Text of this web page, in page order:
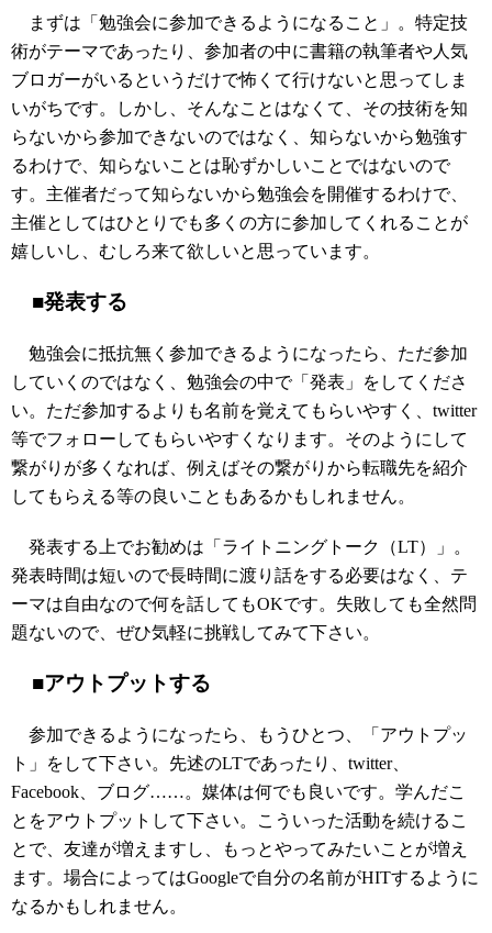
まずは「勉強会に参加できるようになること」。特定技
術がテーマであったり、参加者の中に書籍の執筆者や人気
ブロガーがいるというだけで怖くて行けないと思ってしま
いがちです。しかし、そんなことはなくて、その技術を知
らないから参加できないのではなく、知らないから勉強す
るわけで、知らないことは恥ずかしいことではないので
す。主催者だって知らないから勉強会を開催するわけで、
主催としてはひとりでも多くの方に参加してくれることが
嬉しいし、むしろ来て欲しいと思っています。
■発表する
勉強会に抵抗無く参加できるようになったら、ただ参加
していくのではなく、勉強会の中で「発表」をしてくださ
い。ただ参加するよりも名前を覚えてもらいやすく、twitter
等でフォローしてもらいやすくなります。そのようにして
繋がりが多くなれば、例えばその繋がりから転職先を紹介
してもらえる等の良いこともあるかもしれません。
発表する上でお勧めは「ライトニングトーク（LT）」。
発表時間は短いので長時間に渡り話をする必要はなく、テ
ーマは自由なので何を話してもOKです。失敗しても全然問
題ないので、ぜひ気軽に挑戦してみて下さい。
■アウトプットする
参加できるようになったら、もうひとつ、「アウトプッ
ト」をして下さい。先述のLTであったり、twitter、
Facebook、ブログ……。媒体は何でも良いです。学んだこ
とをアウトプットして下さい。こういった活動を続けるこ
とで、友達が増えますし、もっとやってみたいことが増え
ます。場合によってはGoogleで自分の名前がHITするように
なるかもしれません。